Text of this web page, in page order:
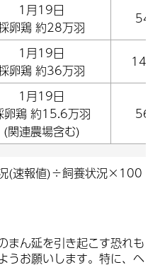
1月19日
卵鶏 約28万羽
1月19日
卵鶏 約36万羽
1月19日
卵鶏 約15.6万羽
(関連農場含む)
(速報値)÷飼養状況×100
まん延を引き起こす恐れも
うお願いします。特に、ヘ